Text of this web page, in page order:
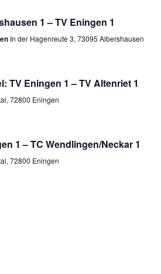
1 – TV Eningen 1
In der Hagenreute 3, 73095 Albershausen
TV Eningen 1 – TV Altenriet 1
72800 Eningen
1 – TC Wendlingen/Neckar 1
72800 Eningen